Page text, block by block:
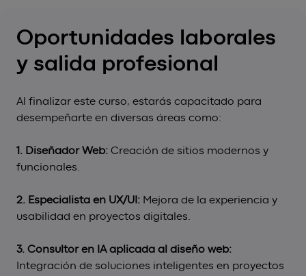
Oportunidades laborales
y salida profesional
Al finalizar este curso, estarás capacitado para
desempeñarte en diversas áreas como:
1. Diseñador Web: Creación de sitios modernos y
funcionales.
2. Especialista en UX/UI: Mejora de la experiencia y
usabilidad en proyectos digitales.
3. Consultor en IA aplicada al diseño web:
Integración de soluciones inteligentes en proyectos